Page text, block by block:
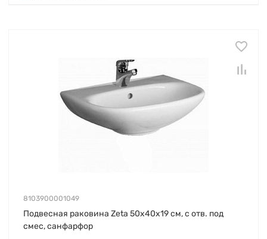
8103900001049
Подвесная раковина Zeta 50х40х19 см, с отв. под
смес, санфарфор